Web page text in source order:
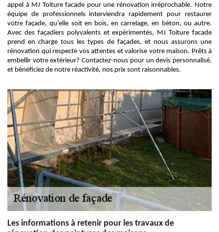
appel à MJ Toiture facade pour une rénovation irréprochable. Notre
équipe de professionnels interviendra rapidement pour restaurer
votre façade, qu’elle soit en bois, en carrelage, en béton, ou autre.
Avec des façadiers polyvalents et expérimentés, MJ Toiture facade
prend en charge tous les types de façades, et nous assurons une
rénovation qui respecte vos attentes et valorise votre maison. Prêts à
embellir votre extérieur? Contactez-nous pour un devis personnalisé,
et bénéficiez de notre réactivité, nos prix sont raisonnables.
Les informations à retenir pour les travaux de